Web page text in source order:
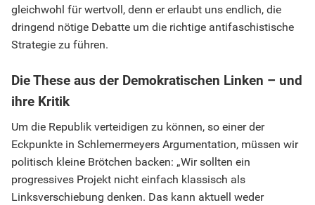
gleichwohl für wertvoll, denn er erlaubt uns endlich, die
dringend nötige Debatte um die richtige antifaschistische
Strategie zu führen.
Die These aus der Demokratischen Linken – und
ihre Kritik
Um die Republik verteidigen zu können, so einer der
Eckpunkte in Schlemermeyers Argumentation, müssen wir
politisch kleine Brötchen backen: „Wir sollten ein
progressives Projekt nicht einfach klassisch als
Linksverschiebung denken. Das kann aktuell weder